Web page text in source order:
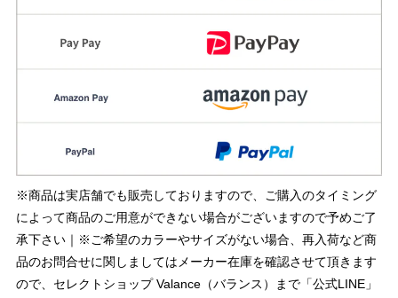
※商品は実店舗でも販売しておりますので、ご購入のタイミング
によって商品のご用意ができない場合がございますので予めご了
承下さい｜※ご希望のカラーやサイズがない場合、再入荷など商
品のお問合せに関しましてはメーカー在庫を確認させて頂きます
ので、セレクトショップ Valance（バランス）まで「公式LINE」